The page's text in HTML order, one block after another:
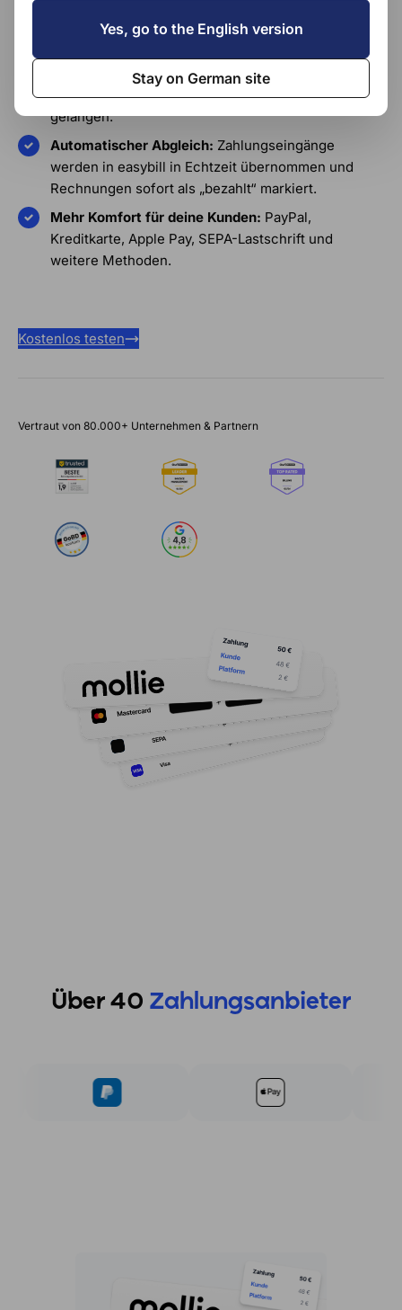
Rechnung – per Link oder QR-Code.
Schnelle Liquidität:Kunden zahlen deutlich früher,
weil sie sofort zur passenden Zahlungsmethode
gelangen.
Automatischer Abgleich: Zahlungseingänge
werden in easybill in Echtzeit übernommen und
Rechnungen sofort als „bezahlt“ markiert.
Mehr Komfort für deine Kunden: PayPal,
Kreditkarte, Apple Pay, SEPA-Lastschrift und
weitere Methoden.
Kostenlos testen
Vertraut von 80.000+ Unternehmen & Partnern
Über 40 Zahlungsanbieter
Yes, go to the English version
Stay on German site